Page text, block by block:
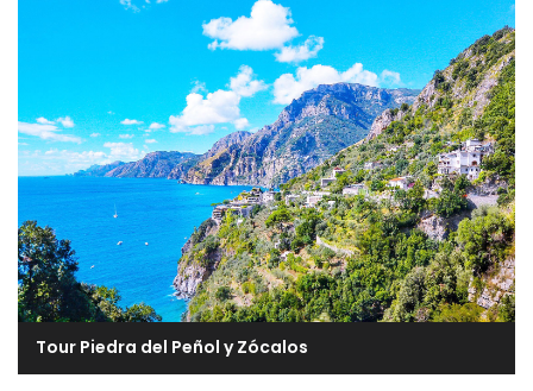
Tour Piedra del Peñol y Zócalos